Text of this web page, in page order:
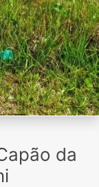
da